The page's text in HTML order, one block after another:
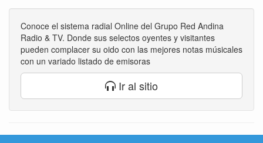
Conoce el sistema radial Online del Grupo Red Andina
Radio & TV. Donde sus selectos oyentes y visitantes
pueden complacer su oido con las mejores notas músicales
con un variado listado de emisoras
Ir al sitio